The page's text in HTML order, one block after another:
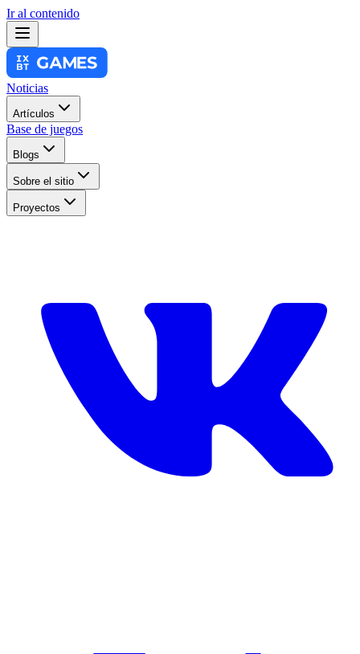
Ir al contenido
Noticias
Artículos
Base de juegos
Blogs
Sobre el sitio
Proyectos